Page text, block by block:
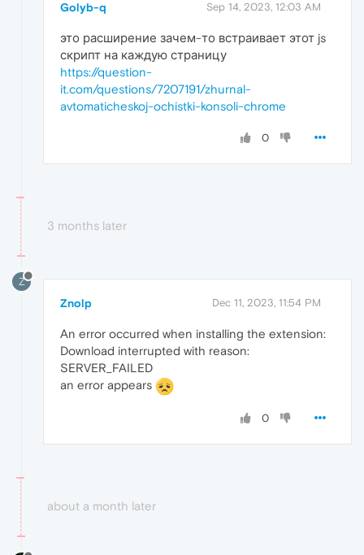
Golyb-q Sep 14, 2023, 12:03 AM
это расширение зачем-то встраивает этот js
скрипт на каждую страницу
https://question-
it.com/questions/7207191/zhurnal-
avtomaticheskoj-ochistki-konsoli-chrome
0
3 months later
Z
Znolp Dec 11, 2023, 11:54 PM
An error occurred when installing the extension:
Download interrupted with reason:
SERVER_FAILED
an error appears
0
about a month later